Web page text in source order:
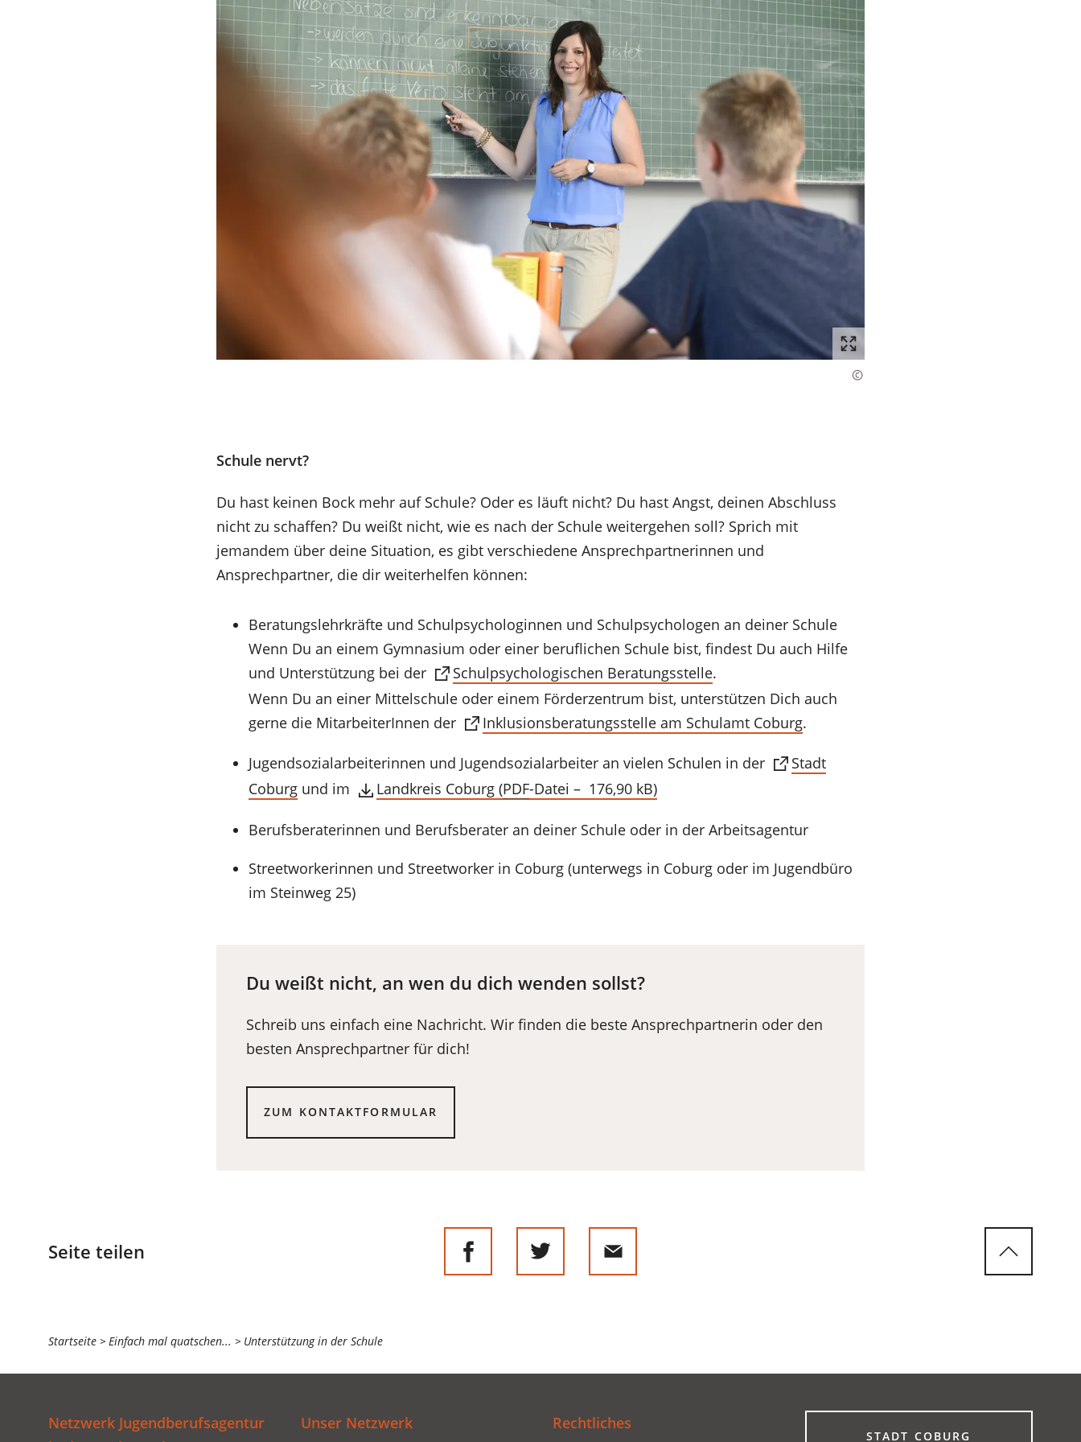
Schule nervt?
Du hast keinen Bock mehr auf Schule? Oder es läuft nicht? Du hast Angst, deinen Abschluss
nicht zu schaffen? Du weißt nicht, wie es nach der Schule weitergehen soll? Sprich mit
jemandem über deine Situation, es gibt verschiedene Ansprechpartnerinnen und
Ansprechpartner, die dir weiterhelfen können:
Beratungslehrkräfte und Schulpsychologinnen und Schulpsychologen an deiner Schule
Wenn Du an einem Gymnasium oder einer beruflichen Schule bist, findest Du auch Hilfe
und Unterstützung bei der
Schulpsychologischen Beratungsstelle.
Wenn Du an einer Mittelschule oder einem Förderzentrum bist, unterstützen Dich auch
gerne die MitarbeiterInnen der
Inklusionsberatungsstelle am Schulamt Coburg.
Jugendsozialarbeiterinnen und Jugendsozialarbeiter an vielen Schulen in der
Stadt
Coburg und im Landkreis Coburg PDF-Datei 176,90 kB
Berufsberaterinnen und Berufsberater an deiner Schule oder in der Arbeitsagentur
Streetworkerinnen und Streetworker in Coburg (unterwegs in Coburg oder im Jugendbüro
im Steinweg 25)
Du weißt nicht, an wen du dich wenden sollst?
Schreib uns einfach eine Nachricht. Wir finden die beste Ansprechpartnerin oder den
besten Ansprechpartner für dich!
ZUM KONTAKTFORMULAR
Seite teilen
Sie
befinden
hier:
Startseite Einfach mal quatschen... Unterstützung in der Schule
Netzwerk Jugendberufsagentur
Unser Netzwerk Rechtliches
STADT COBURG